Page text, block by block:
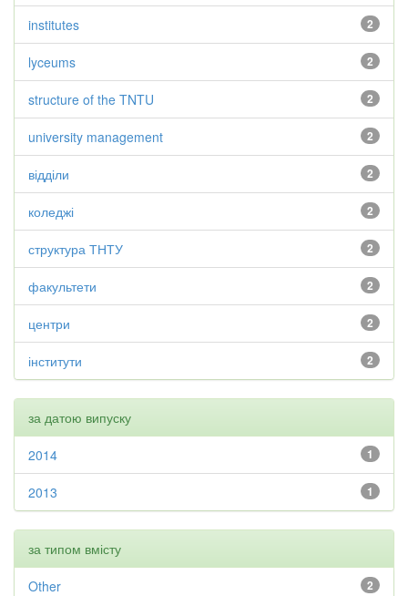
2
institutes
2
lyceums
2
structure of the TNTU
2
university management
2
відділи
2
коледжі
2
структура ТНТУ
2
факультети
2
центри
2
інститути
за датою випуску
1
2014
1
2013
за типом вмісту
2
Other